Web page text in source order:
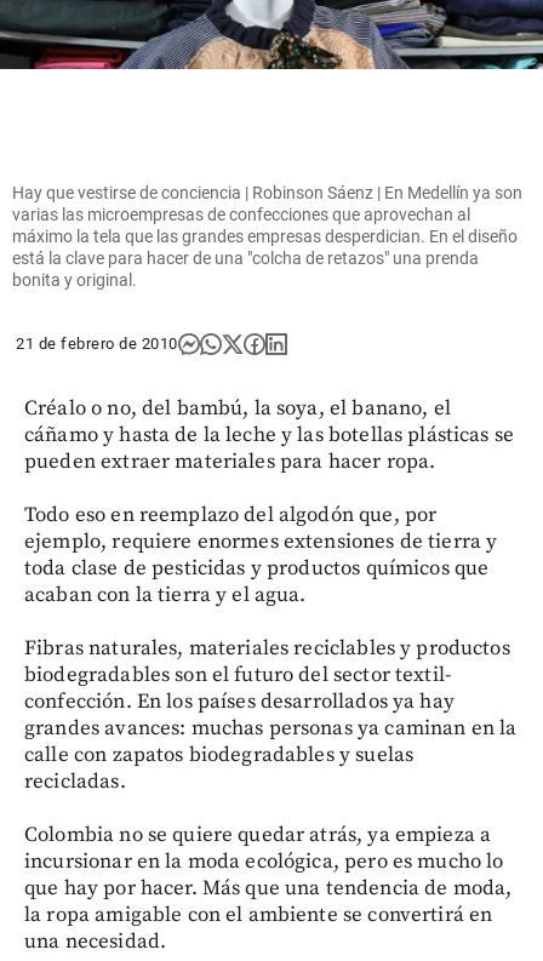
Hay que vestirse de conciencia | Robinson Sáenz | En Medellín ya son
varias las microempresas de confecciones que aprovechan al
máximo la tela que las grandes empresas desperdician. En el diseño
está la clave para hacer de una "colcha de retazos" una prenda
bonita y original.
21 de febrero de 2010
Créalo o no, del bambú, la soya, el banano, el
cáñamo y hasta de la leche y las botellas plásticas se
pueden extraer materiales para hacer ropa.
Todo eso en reemplazo del algodón que, por
ejemplo, requiere enormes extensiones de tierra y
toda clase de pesticidas y productos químicos que
acaban con la tierra y el agua.
Fibras naturales, materiales reciclables y productos
biodegradables son el futuro del sector textil-
confección. En los países desarrollados ya hay
grandes avances: muchas personas ya caminan en la
calle con zapatos biodegradables y suelas
recicladas.
Colombia no se quiere quedar atrás, ya empieza a
incursionar en la moda ecológica, pero es mucho lo
que hay por hacer. Más que una tendencia de moda,
la ropa amigable con el ambiente se convertirá en
una necesidad.